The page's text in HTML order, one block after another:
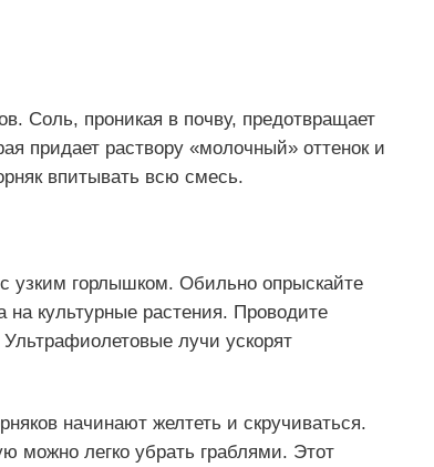
Соль, проникая в почву, предотвращает
придает раствору «молочный» оттенок и
впитывать всю смесь.
узким горлышком. Обильно опрыскайте
на культурные растения. Проводите
лучи ускорят
начинают желтеть и скручиваться.
можно легко убрать граблями. Этот